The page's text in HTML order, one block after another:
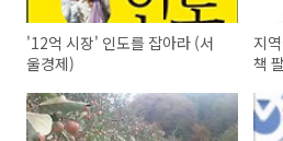
'12억 시장' 인도를 잡아라 (서
울경제)
지
책